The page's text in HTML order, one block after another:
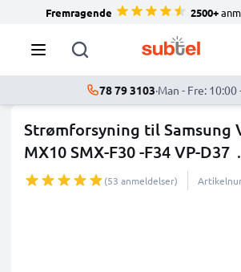
Fremragende 2500+
78 79 3103·Man - Fre: 10:00
Strømforsyning til Samsung
MX10 SMX-F30 -F34 VP-D37
(53 anmeldelser)